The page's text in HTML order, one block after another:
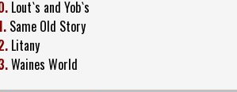
Lout`s and Yob`s
Same Old Story
Litany
Waines World